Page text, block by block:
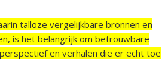
talloze vergelijkbare bronnen en
is het belangrijk om betrouwbare
en verhalen die er echt toe